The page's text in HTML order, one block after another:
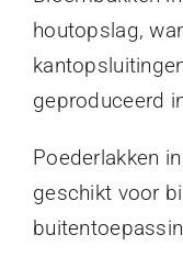
houtopslag,
geproduceerd
Poederlakken
geschikt voor